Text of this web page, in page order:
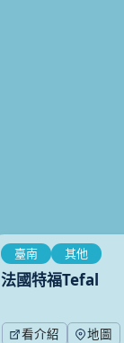
臺南 其他
法國特福Tefal
看介紹 地圖